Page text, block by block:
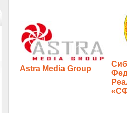
Astra Media Group